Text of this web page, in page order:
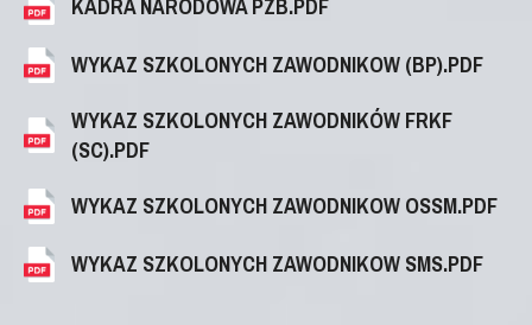
KADRA NARODOWA PZB.PDF
WYKAZ SZKOLONYCH ZAWODNIKOW (BP).PDF
WYKAZ SZKOLONYCH ZAWODNIKÓW FRKF
(SC).PDF
WYKAZ SZKOLONYCH ZAWODNIKOW OSSM.PDF
WYKAZ SZKOLONYCH ZAWODNIKOW SMS.PDF